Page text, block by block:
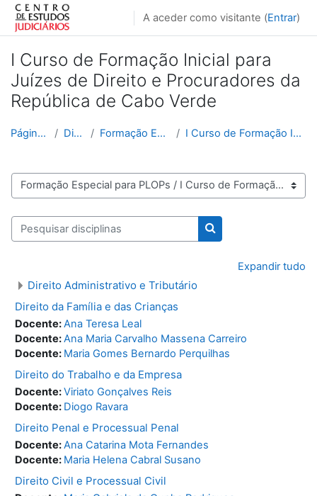
Ir para o conteúdo principal
A aceder como visitante (Entrar)
I Curso de Formação Inicial para
Juízes de Direito e Procuradores da
República de Cabo Verde
Página principal Disciplinas Formação Especial para PLOPs I Curso de Formação Inicial para Juízes de Direito...
Categorias de disciplinas
Pesquisar disciplinas
Pesquisar disciplinas
Expandir tudo
Direito Administrativo e Tributário
Direito da Família e das Crianças
Docente:Ana Teresa Leal
Docente:Ana Maria Carvalho Massena Carreiro
Docente: Maria Gomes Bernardo Perquilhas
Direito do Trabalho e da Empresa
Docente:Viriato Gonçalves Reis
Docente: Diogo Ravara
Direito Penal e Processual Penal
Docente:Ana Catarina Mota Fernandes
Docente: Maria Helena Cabral Susano
Direito Civil e Processual Civil